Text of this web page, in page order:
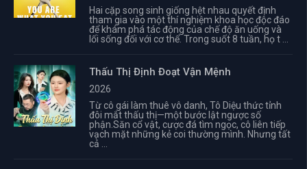
Hai cặp song sinh giống hệt nhau quyết định
tham gia vào một thí nghiệm khoa học độc đáo
để khám phá tác động của chế độ ăn uống và
lối sống đối với cơ thể. Trong suốt 8 tuần, họ t ...
Thấu Thị Định Đoạt Vận Mệnh
2026
Từ cô gái làm thuê vô danh, Tô Diệu thức tỉnh
đôi mắt thấu thị—một bước lật ngược số
phận.Săn cổ vật, cược đá tìm ngọc, cô liên tiếp
vạch mặt những kẻ coi thường mình. Nhưng tất
cả ...